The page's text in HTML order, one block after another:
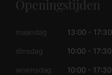
Openingstijden
maandag 13:00 - 17:30
dinsdag 10:00 - 17:30
woensdag 10:00 - 17:30